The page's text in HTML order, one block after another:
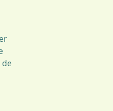
de